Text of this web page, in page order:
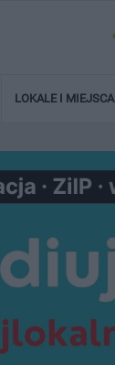
LOKALE I MIEJSCA